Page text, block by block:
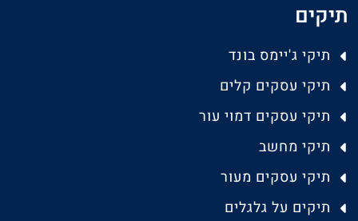
תיקים
תיקי ג'יימס בונד
תיקי עסקים קלים
תיקי עסקים דמוי עור
תיקי מחשב
תיקי עסקים מעור
תיקים על גלגלים